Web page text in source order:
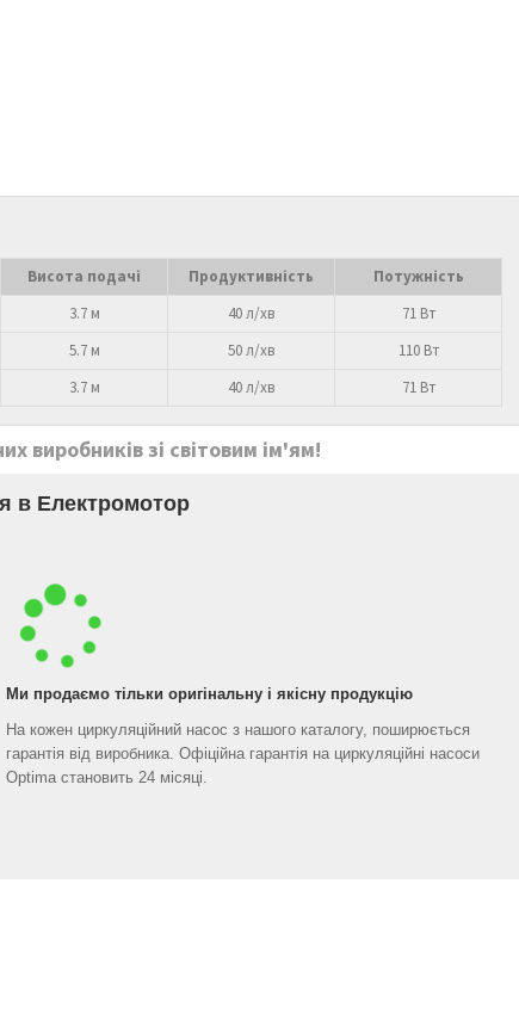
Висота подачі Продуктивність
Потужність
3.7 м 40 л/хв
71 Вт
5.7 м 50 л/хв
110 Вт
3.7 м 40 л/хв 71 Вт
виробників зі світовим ім'ям!
в Електромотор
Ми продаємо тільки оригінальну і якісну продукцію
На кожен циркуляційний насос з нашого каталогу, поширюється
гарантія від виробника. Офіційна гарантія на циркуляційні насоси
Optima становить 24 місяці.